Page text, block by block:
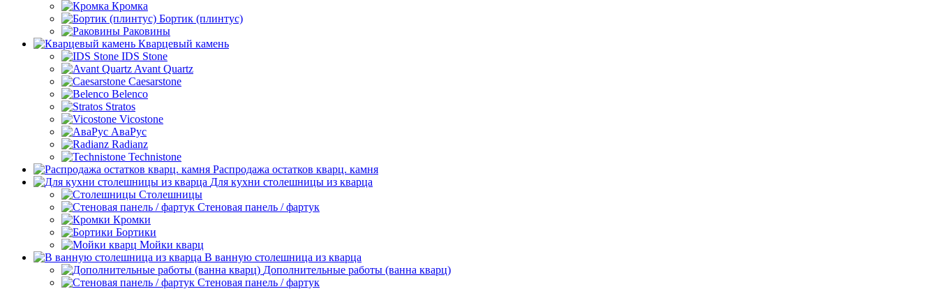
Кромка
Бортик (плинтус)
Раковины
Кварцевый камень
IDS Stone
Avant Quartz
Caesarstone
Belenco
Stratos
Vicostone
АваРус
Radianz
Technistone
Распродажа остатков кварц. камня
Для кухни столешницы из кварца
Столешницы
Стеновая панель / фартук
Кромки
Бортики
Мойки кварц
В ванную столешница из кварца
Дополнительные работы (ванна кварц)
Стеновая панель / фартук